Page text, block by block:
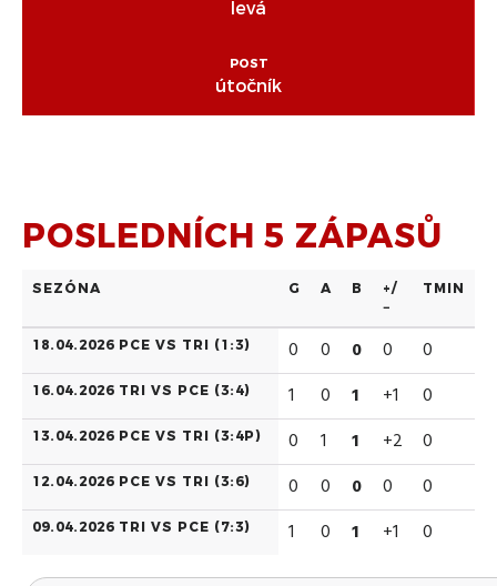
levá
POST
útočník
POSLEDNÍCH 5 ZÁPASŮ
SEZÓNA G A B
+/
−
TMIN
18.04.2026 PCE VS TRI (1:3) 0 0 0 0 0
16.04.2026 TRI VS PCE (3:4) 1 0 1 +1 0
13.04.2026 PCE VS TRI (3:4P) 0 1 1 +2 0
12.04.2026 PCE VS TRI (3:6) 0 0 0 0 0
09.04.2026 TRI VS PCE (7:3) 1 0 1 +1 0